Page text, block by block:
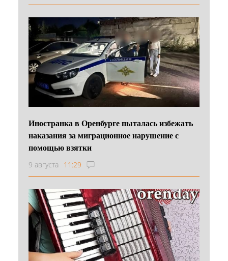
Иностранка в Оренбурге пыталась избежать
наказания за миграционное нарушение с
помощью взятки
9 августа 11:29